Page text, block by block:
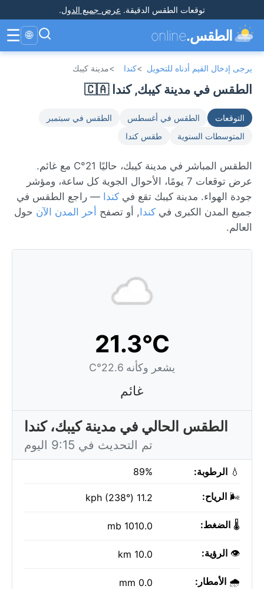
توقعات الطقس الدقيقة. عرض جميع الدول.
الطقس.online
🌐
☰
يرجى إدخال القيم أدناه للتحويل >كندا >مدينة كيبك
الطقس في مدينة كيبك, كندا 🇨🇦
التوقعات الطقس في أغسطس
الطقس في سبتمبر
المتوسطات السنوية
طقس كندا
الطقس المباشر في مدينة كيبك، حاليًا 21°C مع غائم.
عرض توقعات 7 يومًا، الأحوال الجوية كل ساعة، ومؤشر
جودة الهواء. مدينة كيبك تقع في كندا — راجع الطقس في
جميع المدن الكبرى في كندا , أو تصفح أحر المدن الآن حول
العالم.
21.3°C
يشعر وكأنه 22.6°C
غائم
الطقس الحالي في مدينة كيبك، كندا
تم التحديث في 9:15 اليوم
💧 الرطوبة: 89%
🌬️ الرياح: 11.2 kph (238°)
🌡️ الضغط: 1010.0 mb
👁️ الرؤية: 10.0 km
🌧️ الأمطار: 0.0 mm